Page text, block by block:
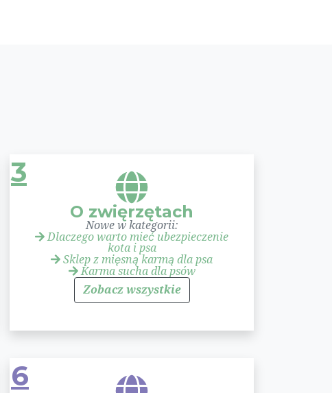
3
O zwięrzętach
Nowe w kategorii:
Dlaczego warto mieć ubezpieczenie
kota i psa
Sklep z mięsną karmą dla psa
Karma sucha dla psów
Zobacz wszystkie
6